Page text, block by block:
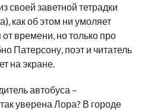
своей заветной тетрадки
как об этом ни умоляет
времени, но только про
Патерсону, поэт и читатель
на экране.
автобуса –
уверена Лора? В городе